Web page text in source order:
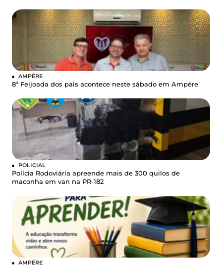
AMPÉRE
8ª Feijoada dos pais acontece neste sábado em Ampére
POLICIAL
Polícia Rodoviária apreende mais de 300 quilos de
maconha em van na PR-182
AMPÉRE